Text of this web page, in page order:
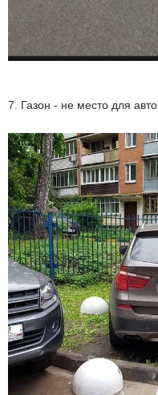
7. Газон - не место для авто